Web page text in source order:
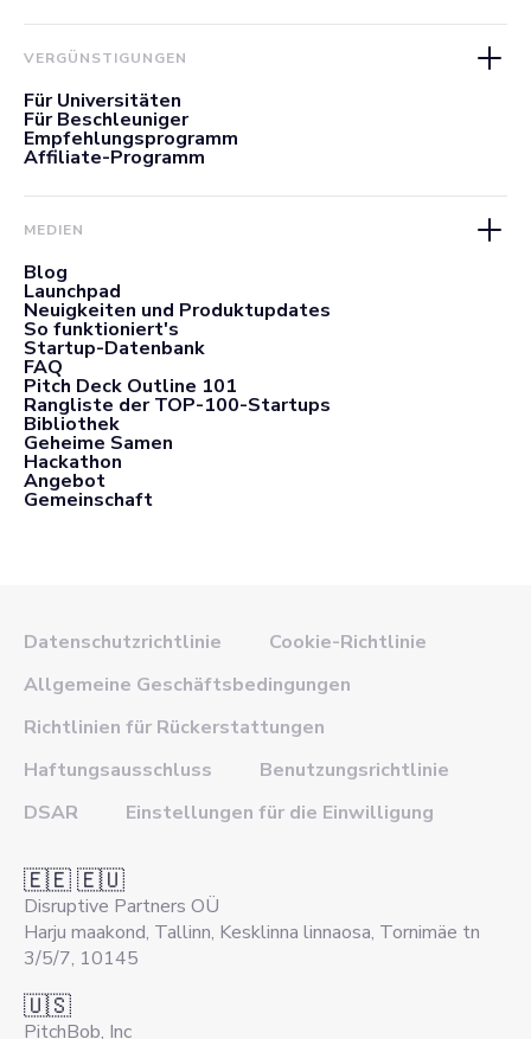
VERGÜNSTIGUNGEN
Für Universitäten
Für Beschleuniger
Empfehlungsprogramm
Affiliate-Programm
MEDIEN
Blog
Launchpad
Neuigkeiten und Produktupdates
So funktioniert's
Startup-Datenbank
FAQ
Pitch Deck Outline 101
Rangliste der TOP-100-Startups
Bibliothek
Geheime Samen
Hackathon
Angebot
Gemeinschaft
Datenschutzrichtlinie
Cookie-Richtlinie
Allgemeine Geschäftsbedingungen
Richtlinien für Rückerstattungen
Haftungsausschluss
Benutzungsrichtlinie
DSAR
Einstellungen für die Einwilligung
🇪🇪 🇪🇺
Disruptive Partners OÜ
Harju maakond, Tallinn, Kesklinna linnaosa, Tornimäe tn
3/5/7, 10145
🇺🇸
PitchBob, Inc